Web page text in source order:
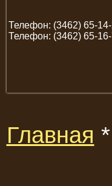
Телефон: (3462) 65-
Телефон: (3462) 65-
Главная *